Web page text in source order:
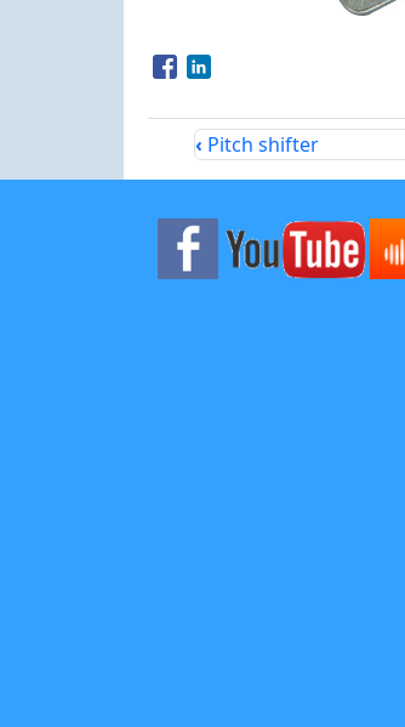
Opens in a new window
Opens in a new window
‹ Pitch shifter